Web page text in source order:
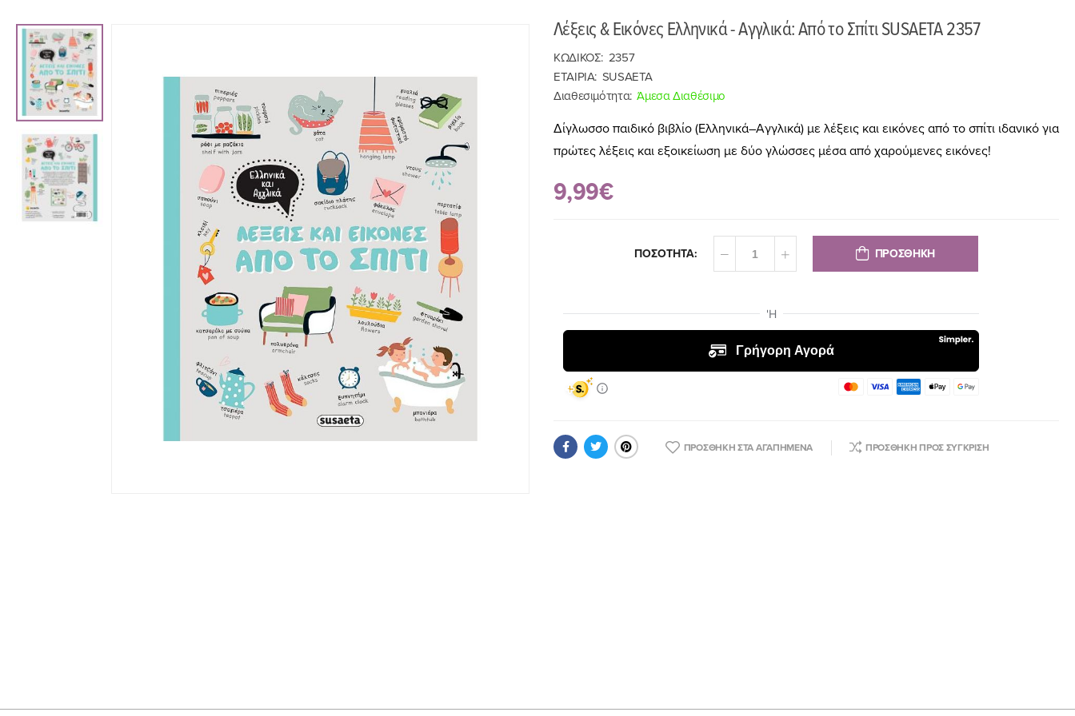
Λέξεις & Εικόνες Ελληνικά - Αγγλικά: Από το Σπίτι SUSAETA 2357
ΚΩΔΙΚΟΣ: 2357
ΕΤΑΙΡΙΑ: SUSAETA
Διαθεσιμότητα: Άμεσα Διαθέσιμο
Δίγλωσσο παιδικό βιβλίο (Ελληνικά–Αγγλικά) με λέξεις και εικόνες από το σπίτι ιδανικό για
πρώτες λέξεις και εξοικείωση με δύο γλώσσες μέσα από χαρούμενες εικόνες!
9,99€
ΠΟΣΟΤΗΤΑ: ΠΡΟΣΘΗΚΗ
ΠΡΟΣΘΉΚΗ ΣΤΑ ΑΓΑΠΗΜΈΝΑ ΠΡΟΣΘΉΚΗ ΠΡΟΣ ΣΎΓΚΡΙΣΗ